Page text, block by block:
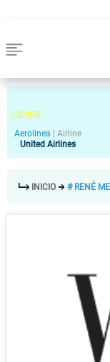
5:00HRS
Aerolinea
Airline
United Airlines
INICIO # RENÉ